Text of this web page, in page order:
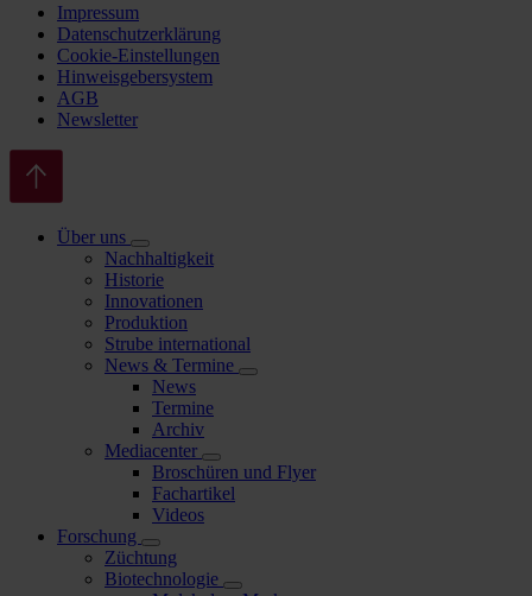
Impressum
Datenschutzerklärung
Cookie-Einstellungen
Hinweisgebersystem
AGB
Newsletter
Über uns
Nachhaltigkeit
Historie
Innovationen
Produktion
Strube international
News & Termine
News
Termine
Archiv
Mediacenter
Broschüren und Flyer
Fachartikel
Videos
Forschung
Züchtung
Biotechnologie